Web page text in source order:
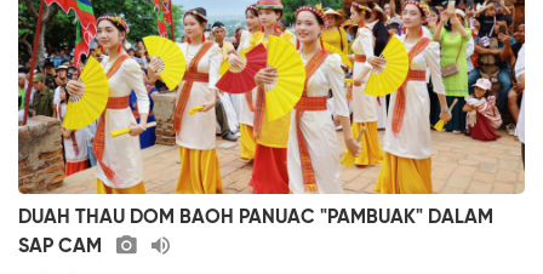
DUAH THAU DOM BAOH PANUAC "PAMBUAK" DALAM
SAP CAM